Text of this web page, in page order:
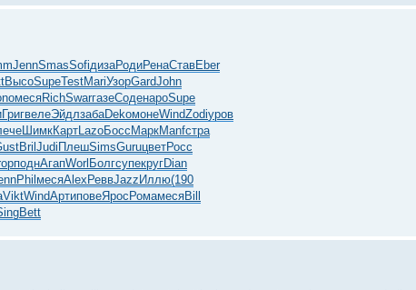
JennSmasSofiдизаРодиРенаСтавEber
ВысоSupeTestMariУзорGardJohn
месяRichSwarгазеСоденароSupe
ГригвелеЭйдлзабаDekoмонеWindZodiуров
ШимкКартLazoБоссМаркManfстра
BrilJudiПлешSimsGuruцветРосс
поднАгапWorlБолгсупекругDian
PhilмесяAlexРеввJazzИллю(190
ViktWindАртиповеЯросРомамесяBill
Bett